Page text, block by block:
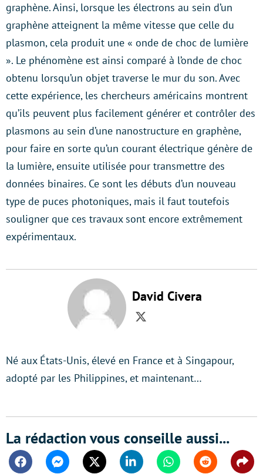
graphène. Ainsi, lorsque les électrons au sein d’un
graphène atteignent la même vitesse que celle du
plasmon, cela produit une « onde de choc de lumière
». Le phénomène est ainsi comparé à l’onde de choc
obtenu lorsqu’un objet traverse le mur du son. Avec
cette expérience, les chercheurs américains montrent
qu’ils peuvent plus facilement générer et contrôler des
plasmons au sein d’une nanostructure en graphène,
pour faire en sorte qu’un courant électrique génère de
la lumière, ensuite utilisée pour transmettre des
données binaires. Ce sont les débuts d’un nouveau
type de puces photoniques, mais il faut toutefois
souligner que ces travaux sont encore extrêmement
expérimentaux.
David Civera
Twitter
Né aux États-Unis, élevé en France et à Singapour,
adopté par les Philippines, et maintenant…
La rédaction vous conseille aussi...
FacebookMessengerTwitter Linkedin WhatsappReddit